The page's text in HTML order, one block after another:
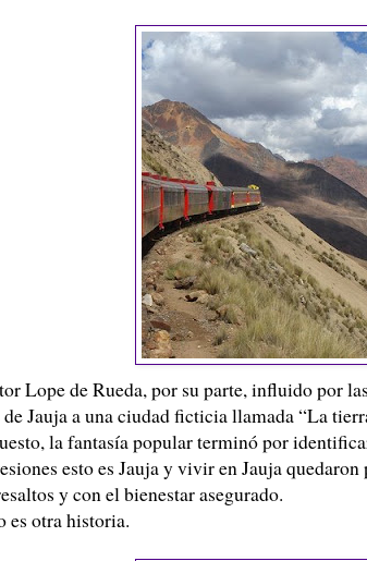
Lopede Rueda, por su parte, influido por
Jauja a una ciudad ficticia llamada “La
la fantasía popular terminó por
esto es Jauja y vivir en Jauja
y con el bienestar asegurado.
es otra historia.